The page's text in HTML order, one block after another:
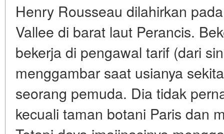
Henry Rousseau dilahirkan
Vallee di barat laut Perancis.
bekerja di pengawal tarif (dari
menggambar saat usianya
seorang pemuda. Dia tidak
kecuali taman botani Paris dan